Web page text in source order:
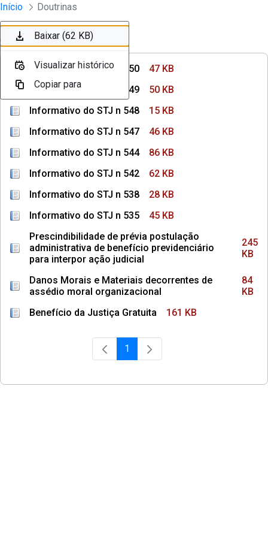
Pular para o Conteúdo principal
Instrumentos Jurídicos
Início Doutrinas
Ordenar Filtro
Informativo do STJ n 550
47 KB
Informativo do STJ n 549
50 KB
Informativo do STJ n 548
15 KB
Informativo do STJ n 547
46 KB
Informativo do STJ n 544
86 KB
Informativo do STJ n 542
62 KB
Informativo do STJ n 538
28 KB
Informativo do STJ n 535
45 KB
Prescindibilidade de prévia postulação
administrativa de benefício previdenciário
para interpor ação judicial
245
KB
Danos Morais e Materiais decorrentes de
assédio moral organizacional
84
KB
Benefício da Justiça Gratuita
161 KB
Página
1
Baixar (47 KB)
Visualizar histórico
Copiar para
Baixar (50 KB)
Visualizar histórico
Copiar para
Baixar (15 KB)
Visualizar histórico
Copiar para
Baixar (46 KB)
Visualizar histórico
Copiar para
Baixar (86 KB)
Visualizar histórico
Copiar para
Baixar (62 KB)
Visualizar histórico
Copiar para